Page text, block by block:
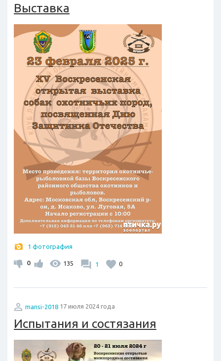
Выставка
1 фотография
0 135 1 0
mansi-2018 17 июля 2024 года
Испытания и состязания